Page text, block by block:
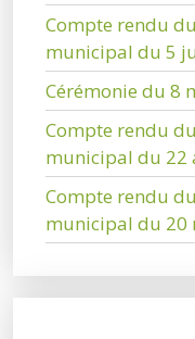
Compte rendu
municipal du 5
Cérémonie du 8
Compte rendu
municipal du 22
Compte rendu
municipal du 20